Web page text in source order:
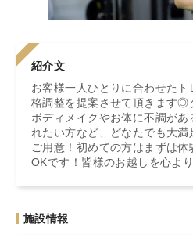
紹介文
お客様一人ひとりに合わせた
格調整を提案させて頂きます◎
ボディメイクやお体に不調があ
れたい方など、どなたでも大
ご用意！初めての方はまずは
OKです！皆様のお越しを心よ
施設情報